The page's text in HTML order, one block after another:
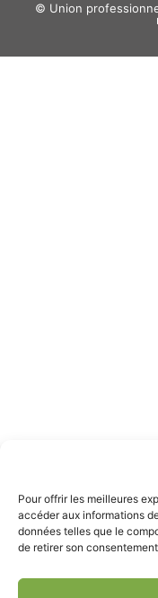
Pour offrir les meilleures
accéder aux informations
données telles que le
de retirer son
© Union